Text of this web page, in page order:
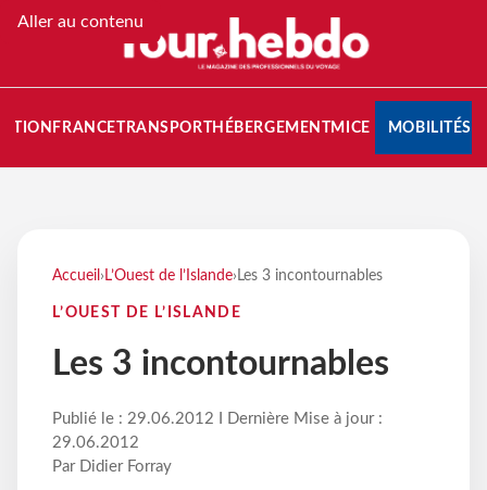
Aller au contenu
FRANCETRANSPORT HÉBERGEMENTMICE MOBILITÉS
Accueil › L’Ouest de l’Islande› Les 3 incontournables
L’OUEST DE L’ISLANDE
Les 3 incontournables
Publié le : 29.06.2012 I Dernière Mise à jour :
29.06.2012
Par Didier Forray